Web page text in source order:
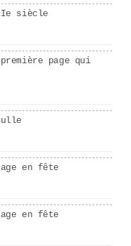
siècle
page qui
en fête
en fête